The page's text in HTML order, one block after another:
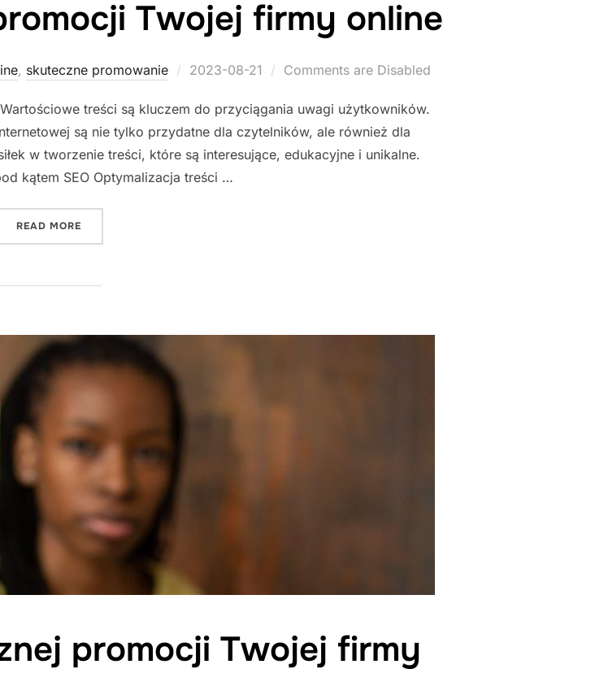
Twojej firmy online
, skuteczne promowanie
Posted
2023-08-21 Comments are Disabled
treści są kluczem do przyciągania uwagi użytkowników.
są nie tylko przydatne dla czytelników, ale również dla
w tworzenie treści, które są interesujące, edukacyjne i unikalne.
kątem SEO Optymalizacja treści …
READ MORE
promocji Twojej firmy